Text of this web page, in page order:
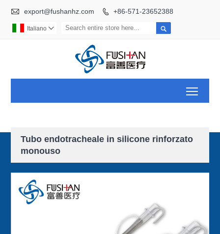
 export@fushanhz.com  +86-571-23652388

Italiano 
Tubo endotracheale in silicone rinforzato
monouso